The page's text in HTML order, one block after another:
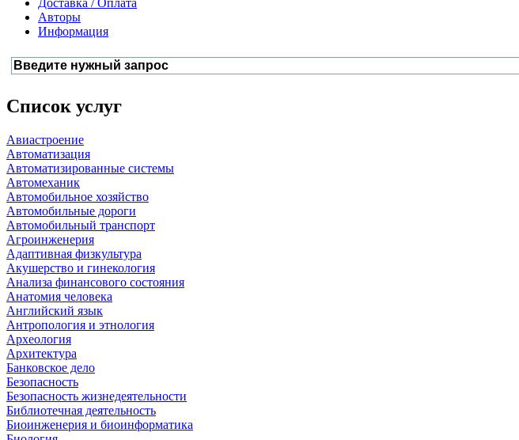
Доставка / Оплата
Авторы
Информация
Список услуг
Авиастроение
Автоматизация
Автоматизированные системы
Автомеханик
Автомобильное хозяйство
Автомобильные дороги
Автомобильный транспорт
Агроинженерия
Адаптивная физкультура
Акушерство и гинекология
Анализа финансового состояния
Анатомия человека
Английский язык
Антропология и этнология
Археология
Архитектура
Банковское дело
Безопасность
Безопасность жизнедеятельности
Библиотечная деятельность
Биоинженерия и биоинформатика